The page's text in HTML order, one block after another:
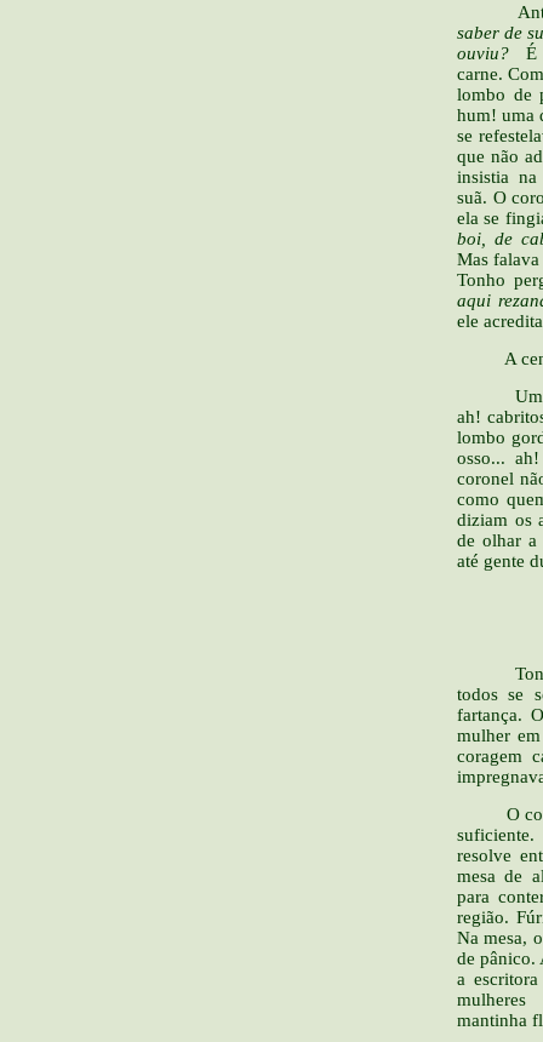
Antes
saber de
ouviu? É
carne.
lombo de
hum! uma
se
que não
insistia na
suã. O
ela se
boi, de
Mas
Tonho
aqui
ele
A cena
Um dia,
ah!
lombo
osso...
coronel
como
diziam os
de olhar a
até gente
Tonho
todos se
fartança.
mulher
coragem
O
suficiente.
resolve
mesa de
para
região.
Na mesa,
de pânico.
a
mantinha